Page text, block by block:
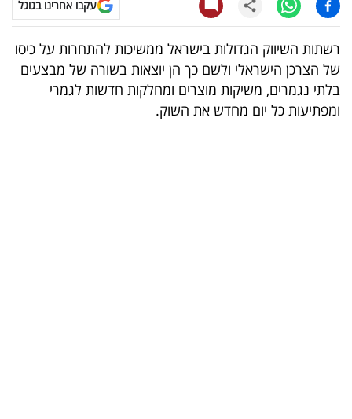
עסקי
ספורט
קריירה
עקבו אחרינו בגוגל
רשתות השיווק הגדולות בישראל ממשיכות להתחרות על כיסו
של הצרכן הישראלי ולשם כך הן יוצאות בשורה של מבצעים
בלתי נגמרים, משיקות מוצרים ומחלקות חדשות לגמרי
ומפתיעות כל יום מחדש את השוק.